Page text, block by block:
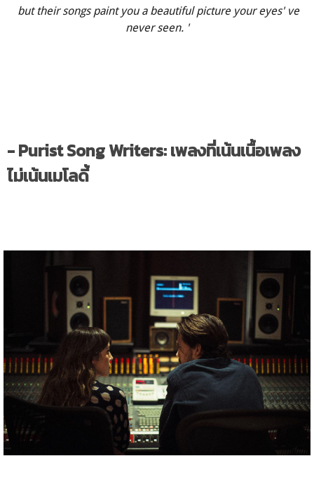
but their songs paint you a beautiful picture your eyes' ve
never seen. '
- Purist Song Writers: เพลงที่เน้นเนื้อเพลง
ไม่เน้นเมโลดี้